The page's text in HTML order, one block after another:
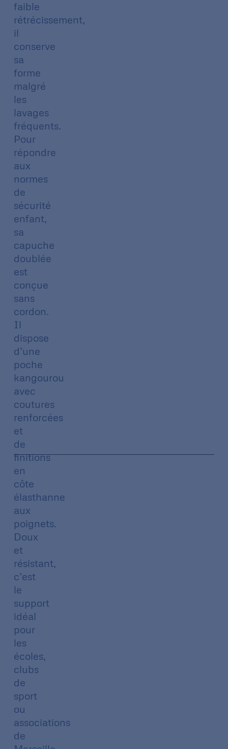
faible
rétrécissement,
il
conserve
sa
forme
malgré
les
lavages
fréquents.
Pour
répondre
aux
normes
de
sécurité
enfant,
sa
capuche
doublée
est
conçue
sans
cordon.
Il
dispose
d’une
poche
kangourou
avec
coutures
renforcées
et
de
finitions
en
côte
élasthanne
aux
poignets.
Doux
et
résistant,
c’est
le
support
idéal
pour
les
écoles,
clubs
de
sport
ou
associations
de